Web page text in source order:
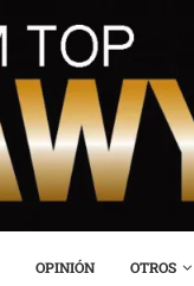
OPINIÓN OTROS